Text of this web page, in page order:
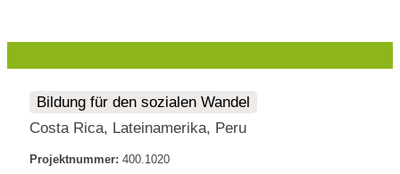
Bildung für den sozialen Wandel
Costa Rica, Lateinamerika, Peru
Projektnummer: 400.1020